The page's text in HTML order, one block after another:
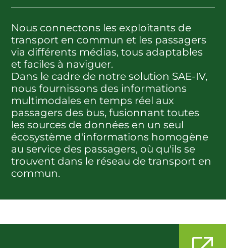
Nous connectons les exploitants de
transport en commun et les passagers
via différents médias, tous adaptables
et faciles à naviguer.
Dans le cadre de notre solution SAE-IV,
nous fournissons des informations
multimodales en temps réel aux
passagers des bus, fusionnant toutes
les sources de données en un seul
écosystème d'informations homogène
au service des passagers, où qu'ils se
trouvent dans le réseau de transport en
commun.